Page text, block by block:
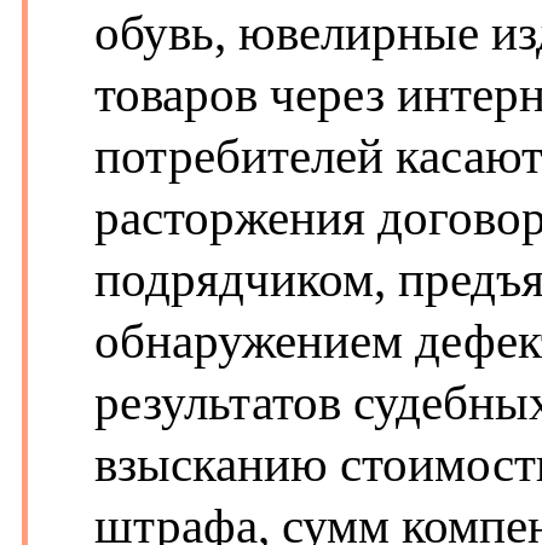
обувь, ювелирные
товаров через
потребителей
расторжения
подрядчиком,
обнаружением
результатов
взысканию
штрафа, сумм